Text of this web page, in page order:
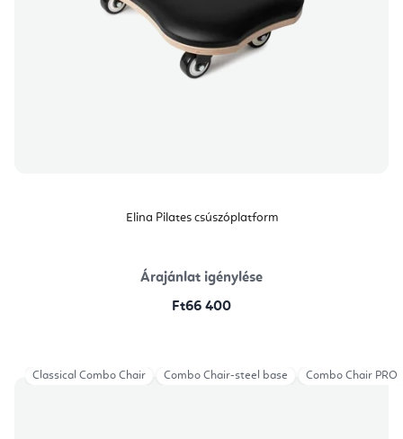
Elina Pilates csúszóplatform
Árajánlat igénylése
Ft66 400
Classical Combo Chair Combo Chair-steel base Combo Chair PRO